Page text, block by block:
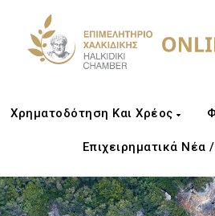
Χρηματοδότηση Και Χρέος
Επιχειρηματικά Νέα